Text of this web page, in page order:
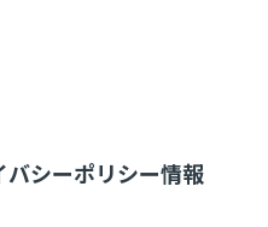
バシーポリシー情報